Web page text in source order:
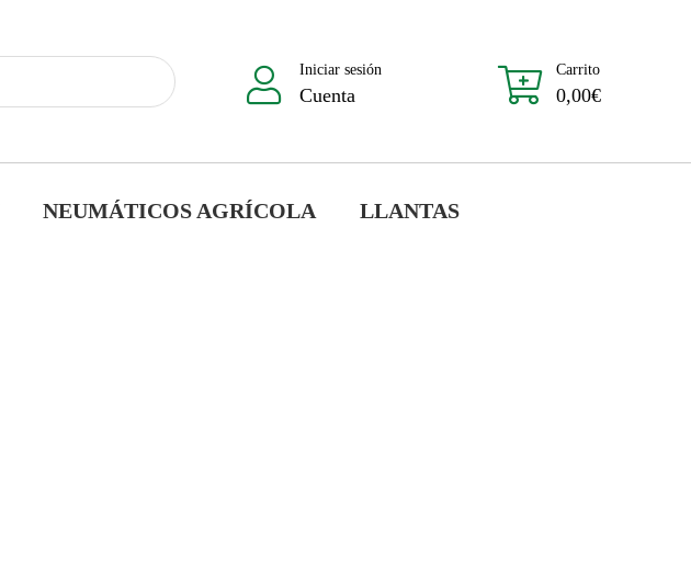
Iniciar sesión
Cuenta
Carrito
0,00€
NEUMÁTICOS AGRÍCOLA LLANTAS